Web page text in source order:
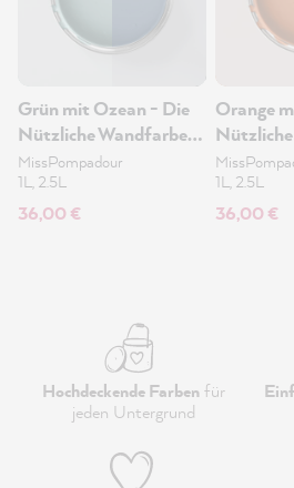
Grün mit Ozean - Die
Nützliche Wandfarbe
1L
MissPompadour
1L, 2.5L
36,00 €
Orange
1L
1L, 2.5L
36,00 €
Hochdeckende Farbenfür
jeden Untergrund